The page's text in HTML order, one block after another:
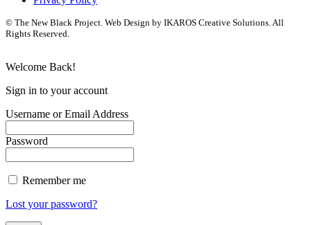
© The New Black Project. Web Design by IKAROS Creative Solutions. All
Rights Reserved.
Welcome Back!
Sign in to your account
Username or Email Address
Password
Remember me
Lost your password?